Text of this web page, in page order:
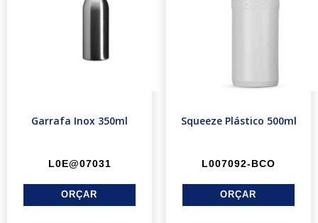
Garrafa Inox 350ml
L0E@07031
Squeeze Plástico 500ml
L007092-BCO